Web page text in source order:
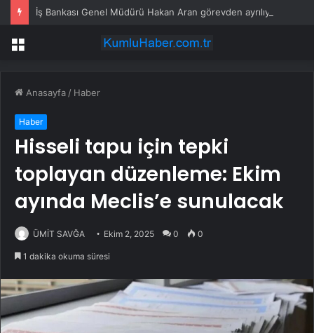
İş Bankası Genel Müdürü Hakan Aran görevden ayrılıyor
Menü
Anasayfa / Haber
Haber
Hisseli tapu için tepki
toplayan düzenleme: Ekim
ayında Meclis’e sunulacak
ÜMİT SAVĞA Ekim 2, 2025 0 0
1 dakika okuma süresi